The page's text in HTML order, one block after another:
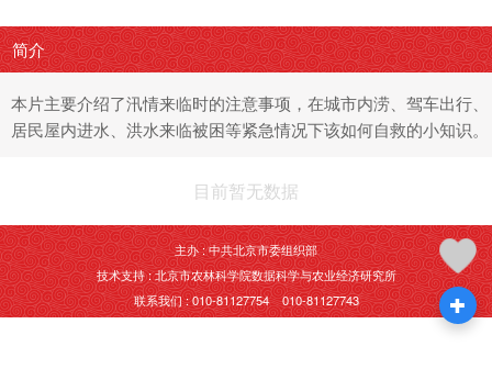
简介
本片主要介绍了汛情来临时的注意事项，在城市内涝、驾车出行、
居民屋内进水、洪水来临被困等紧急情况下该如何自救的小知识。
目前暂无数据
主办 : 中共北京市委组织部
技术支持 : 北京市农林科学院数据科学与农业经济研究所
联系我们 : 010-81127754 010-81127743